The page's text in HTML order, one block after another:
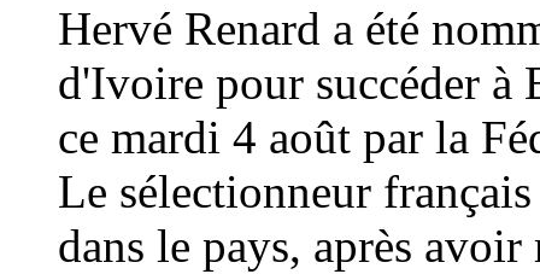
Hervé Renard a été
d'Ivoire pour succéder à
ce mardi 4 août par la
Le sélectionneur
dans le pays, après